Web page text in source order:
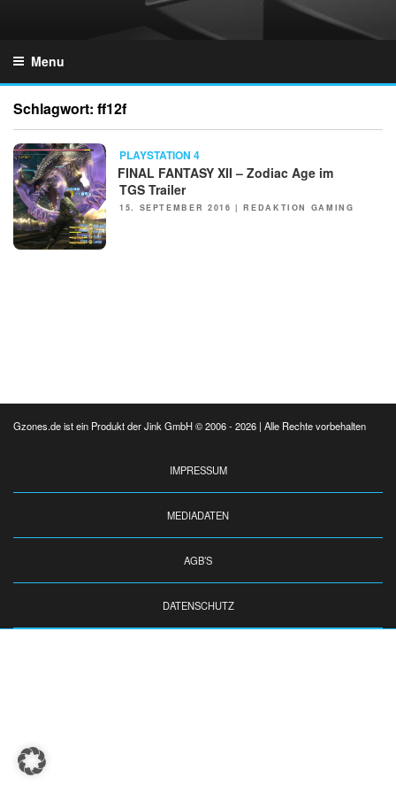
Menu
Schlagwort: ff12f
NEWS PLAYSTATION 4
FINAL FANTASY XII – Zodiac Age im
TGS Trailer
POSTED
15. SEPTEMBER 2016 |REDAKTION GAMING
Gzones.de ist ein Produkt der Jink GmbH © 2006 - 2026 | Alle Rechte vorbehalten
IMPRESSUM
MEDIADATEN
AGB’S
DATENSCHUTZ